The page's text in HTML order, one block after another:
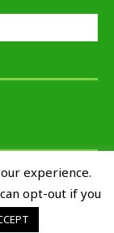
2019
experience.
opt-out if you